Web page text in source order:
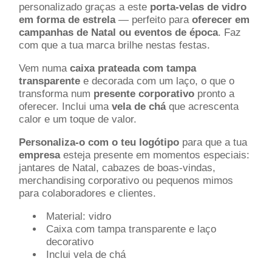
personalizado graças a este porta-velas de vidro
em forma de estrela— perfeito paraoferecer em
campanhas de Natal ou eventos de época. Faz
com que a tua marca brilhe nestas festas.
Vem numacaixa prateada com tampa
transparente e decorada com um laço, o que o
transforma num presente corporativo pronto a
oferecer. Inclui umavela de cháque acrescenta
calor e um toque de valor.
Personaliza-o com o teu logótipo para que a tua
empresaesteja presente em momentos especiais:
jantares de Natal, cabazes de boas-vindas,
merchandising corporativo ou pequenos mimos
para colaboradores e clientes.
Material: vidro
Caixa com tampa transparente e laço
decorativo
Inclui vela de chá